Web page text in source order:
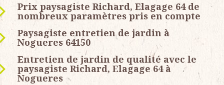
Prix paysagiste Richard, Elagage 64 de
nombreux paramètres pris en compte
Paysagiste entretien de jardin à
Nogueres 64150
Entretien de jardin de qualité avec le
paysagiste Richard, Elagage 64 à
Nogueres